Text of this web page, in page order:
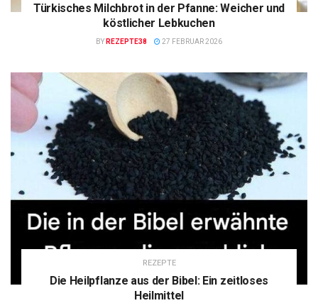
Türkisches Milchbrot in der Pfanne: Weicher und
köstlicher Lebkuchen
BY REZEPTE38 27 FEBRUAR 2026
REZEPTE
Die Heilpflanze aus der Bibel: Ein zeitloses
Heilmittel